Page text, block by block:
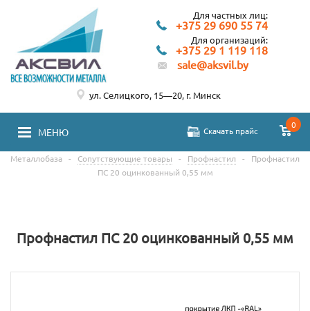
Для частных лиц:
+375 29 690 55 74
Для организаций:
+375 29 1 119 118
sale@aksvil.by
МЕНЮ Скачать прайс
0
ул. Селицкого, 15—20, г. Минск
Металлобаза - Сопутствующие товары - Профнастил -
Профнастил
ПС 20 оцинкованный 0,55 мм
Профнастил ПС 20 оцинкованный 0,55 мм